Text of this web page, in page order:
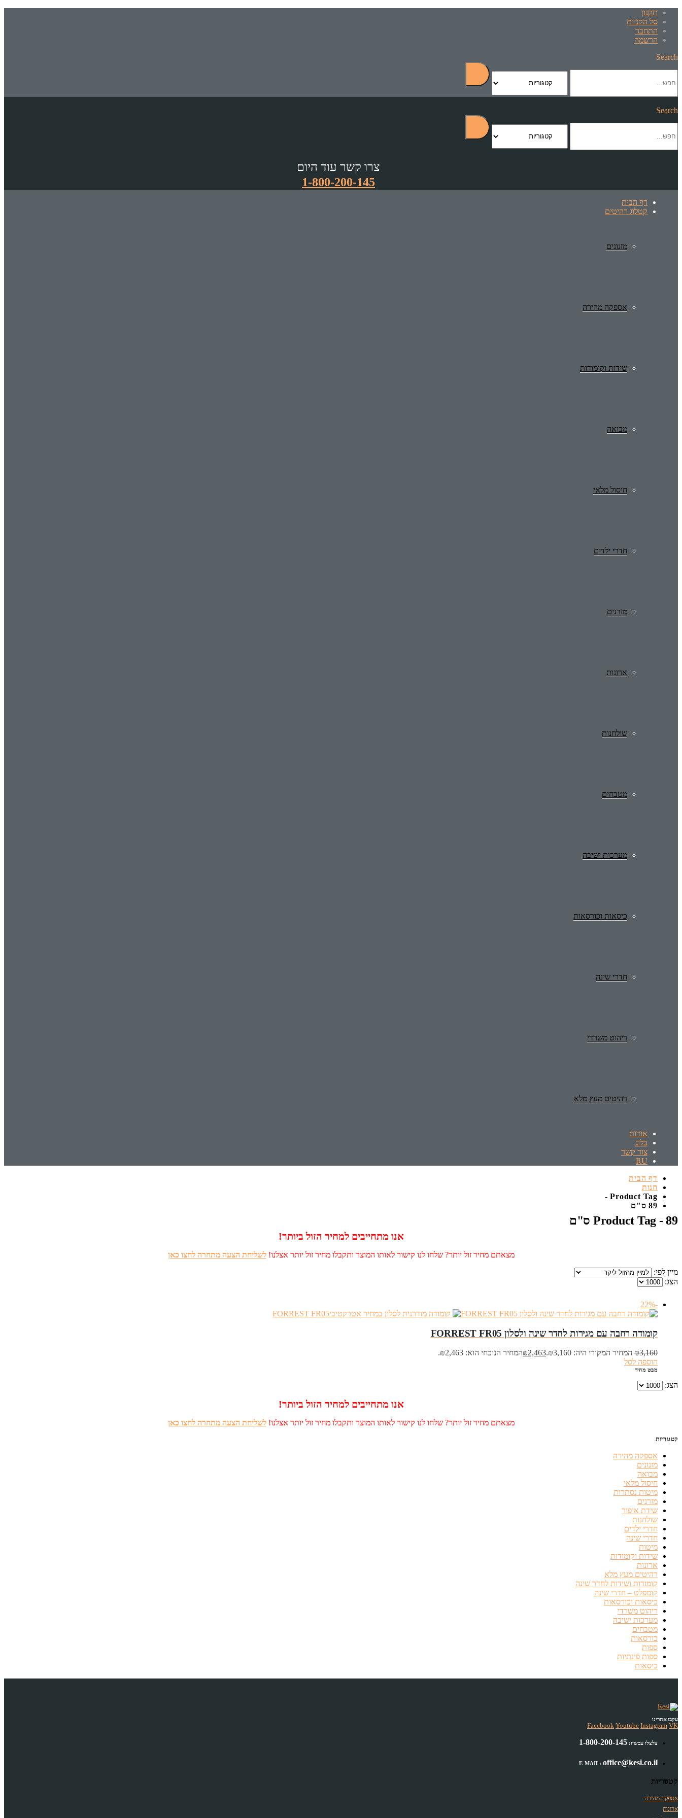
תקנון
סל הקניות
התחבר
הרשמה
Search
Search
צרו קשר עוד היום
1-800-200-145
דף הבית
קטלוג רהיטים
מזנונים
אספקה מהירה
שידות וקומודות
מבואה
חיסול מלאי
חדרי ילדים
מזרנים
ארונות
שולחנות
מטבחים
מערכות ישיבה
כיסאות וכורסאות
חדרי שינה
ריהוט משרדי
רהיטים מעץ מלא
אודות
בלוג
צור קשר
RU
דף הבית
חנות
Product Tag -
89 ס"ם
Product Tag - 89 ס"ם
אנו מתחייבים למחיר הזול ביותר!
מצאתם מחיר זול יותר? שלחו לנו קישור לאותו המוצר ותקבלו מחיר זול יותר אצלנו!לשליחת הצעה מתחרה לחצו כאן
מיין לפי:
הצג:
-22%
‏קומודה ‏רחבה עם מגירות לחדר שינה ולסלון FORREST FR05
₪3,160 המחיר המקורי היה: ₪3,160. ₪2,463
המחיר הנוכחי הוא: ₪2,463.
הוספה לסל
מבט מהיר
הצג:
אנו מתחייבים למחיר הזול ביותר!
מצאתם מחיר זול יותר? שלחו לנו קישור לאותו המוצר ותקבלו מחיר זול יותר אצלנו!לשליחת הצעה מתחרה לחצו כאן
קטגוריות
אספקה מהירה
מזנונים
מבואה
חיסול מלאי
מיטות נסתרות
מזרנים
שידת איפור
שולחנות
חדרי ילדים
חדרי שינה
מיטות
שידות וקומודות
ארונות
רהיטים מעץ מלא
קומודות ושידות לחדר שינה
קומפלט – חדרי שינה
כיסאות וכורסאות
ריהוט משרדי
מערכות ישיבה
מטבחים
כורסאות
ספות
ספות פינתיות
כיסאות
עקבו אחרינו
Facebook Youtube Instagram VK
צלצלו עכשיו: 1-800-200-145
E-MAIL: office@kesi.co.il
קטגוריות
אספקה מהירה
ארונות